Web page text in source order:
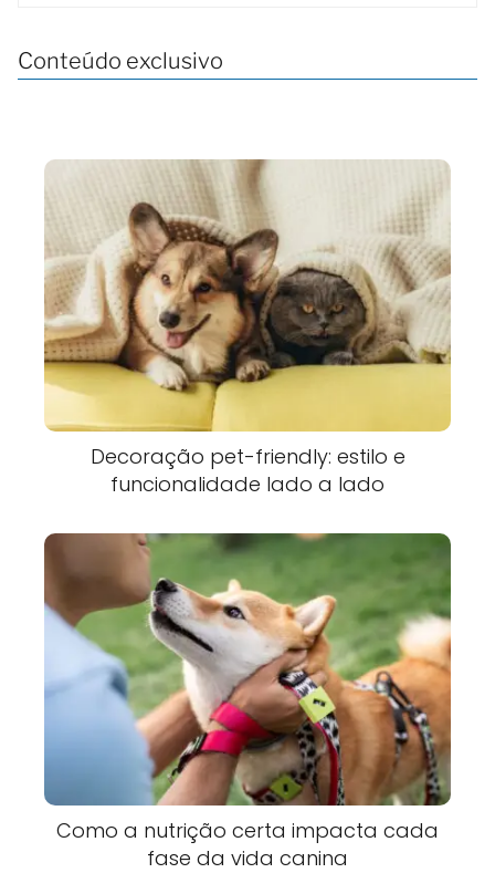
Conteúdo exclusivo
Decoração pet-friendly: estilo e
funcionalidade lado a lado
Como a nutrição certa impacta cada
fase da vida canina